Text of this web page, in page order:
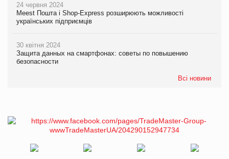
24 червня 2024
Meest Пошта і Shop-Express розширюють можливості
українських підприємців
30 квітня 2024
Защита данных на смартфонах: советы по повышению
безопасности
Всі новини